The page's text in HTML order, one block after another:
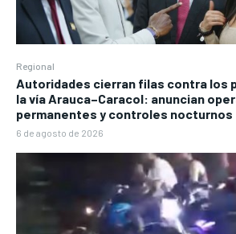
Regional
Autoridades cierran filas contra los
la vía Arauca–Caracol: anuncian
permanentes y controles nocturnos
6 de agosto de 2026